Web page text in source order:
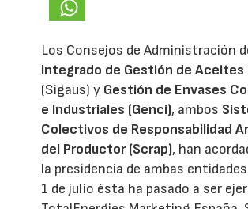
Los Consejos de Administración
Integrado de Gestión de Aceites
(Sigaus) y Gestión de Envases
e Industriales (Genci), ambos
Colectivos de Responsabilidad
del Productor (Scrap), han
la presidencia de ambas
1 de julio ésta ha pasado a ser